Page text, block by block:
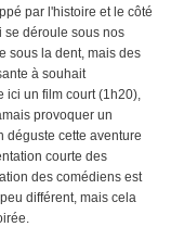
par l'histoire et le côté
se déroule sous nos
sous la dent, mais des
à souhait
ici un film court (1h20),
provoquer un
déguste cette aventure
courte des
des comédiens est
différent, mais cela